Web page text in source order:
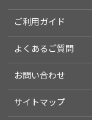
ご利用ガイド
よくあるご質問
お問い合わせ
サイトマップ